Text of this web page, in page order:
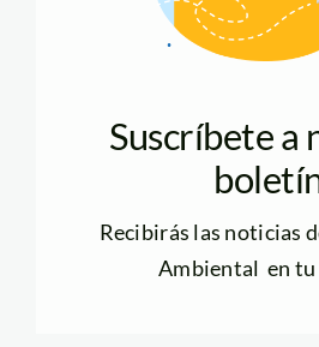
Suscríbete a
Recibirás las noticias
Ambiental en tu